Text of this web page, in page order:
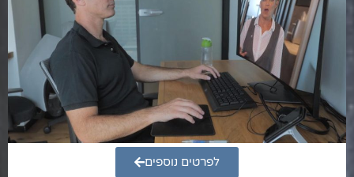
לפרטים נוספים